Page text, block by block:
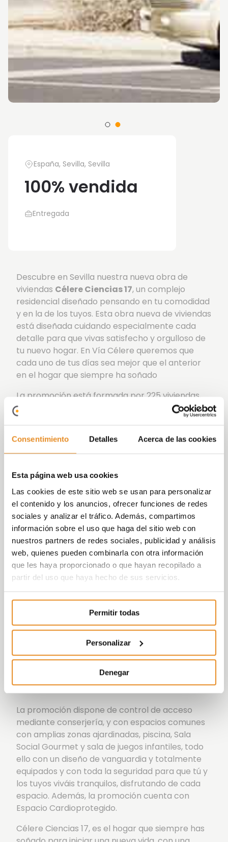
Consentimiento Detalles Acerca de las cookies
Esta página web usa cookies
Las cookies de este sitio web se usan para personalizar
el contenido y los anuncios, ofrecer funciones de redes
sociales y analizar el tráfico. Además, compartimos
información sobre el uso que haga del sitio web con
nuestros partners de redes sociales, publicidad y análisis
web, quienes pueden combinarla con otra información
que les haya proporcionado o que hayan recopilado a
partir del uso que haya hecho de sus servicios.
Permitir todas
Personalizar
Denegar
España, Sevilla, Sevilla
100% vendida
Entregada
Descubre en Sevilla nuestra nueva obra de
viviendas Célere Ciencias 17, un complejo
residencial diseñado pensando en tu comodidad
y en la de los tuyos. Esta obra nueva de viviendas
está diseñada cuidando especialmente cada
detalle para que vivas satisfecho y orgulloso de
tu nuevo hogar. En Vía Célere queremos que
cada uno de tus días sea mejor que el anterior
en el hogar que siempre ha soñado
La promoción está formada por 225 viviendas,
actualmente solo disponibles de 3 y 4
dormitorios, distribuidas en dos portales de
planta baja donde los bajos cuentan con jardín.
AdemásCélere Ciencias 17cuenta con plaza
de garaje y trastero incluido en el precio.
Además incorpora la nueva funcionalidad Célere
Wish que, de la mano de un partner como
Amazon, permitirá a los habitantes de las
promoción controlar, a través de la voz, tanto
elementos de su vivienda, como las luces, como
externos a ella, como la reserva de las zonas
comunes.
Esto será posible gracias a la incorporación de
un kit Smart Home, que consta de un altavoz
Amazon Echo dot, además de otros dispositivos
Calificación Energética B
diseñada para reducir el consumo energético de
representa un alto ahorro en tu
factura eléctrica.
La promoción dispone de control de acceso
mediante conserjería, y con espacios comunes
con amplias zonas ajardinadas, piscina, Sala
Social Gourmet y sala de juegos infantiles, todo
ello con un diseño de vanguardia y totalmente
equipados y con toda la seguridad para que tú y
los tuyos viváis tranquilos, disfrutando de cada
espacio. Además, la promoción cuenta con
Espacio Cardioprotegido.
Célere Ciencias 17, es el hogar que siempre has